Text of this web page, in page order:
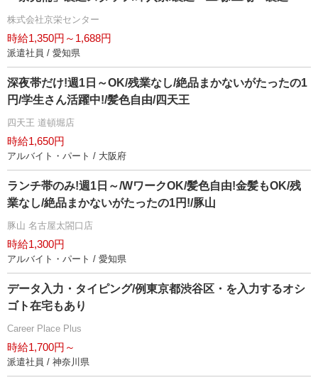
株式会社京栄センター
時給1,350円～1,688円
派遣社員 / 愛知県
深夜帯だけ!週1日～OK/残業なし/絶品まかないがたったの1
円/学生さん活躍中!/髪色自由/四天王
四天王 道頓堀店
時給1,650円
アルバイト・パート / 大阪府
ランチ帯のみ!週1日～/WワークOK/髪色自由!金髪もOK/残
業なし/絶品まかないがたったの1円!/豚山
豚山 名古屋太閤口店
時給1,300円
アルバイト・パート / 愛知県
データ入力・タイピング/例東京都渋谷区・を入力するオシ
ゴト在宅もあり
Career Place Plus
時給1,700円～
派遣社員 / 神奈川県